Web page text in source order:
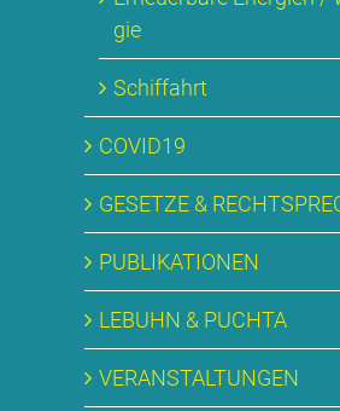
gie
Schif­fahrt
COVID19
GE­SET­ZE &
PU­BLI­KA­TIO­NEN
LE­BUHN & PUCH­TA
VER­AN­STAL­TUN­GEN